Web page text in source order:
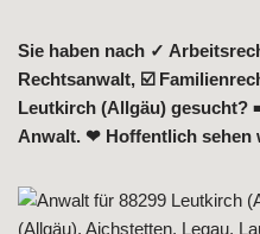
Sie haben nach ✓
Rechtsanwalt, ☑️
Leutkirch (Allgäu) gesucht?
Anwalt. ❤ Hoffentlich